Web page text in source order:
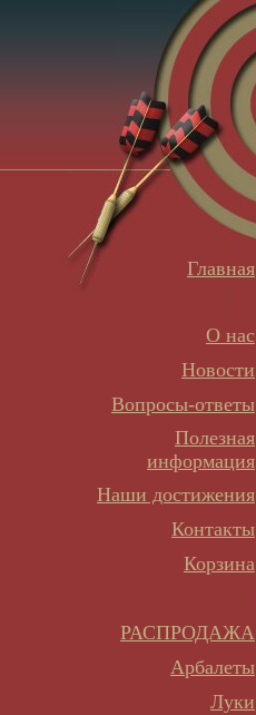
Главная
О нас
Новости
Вопросы-ответы
Полезная
информация
Наши достижения
Контакты
Корзина
РАСПРОДАЖА
Арбалеты
Луки